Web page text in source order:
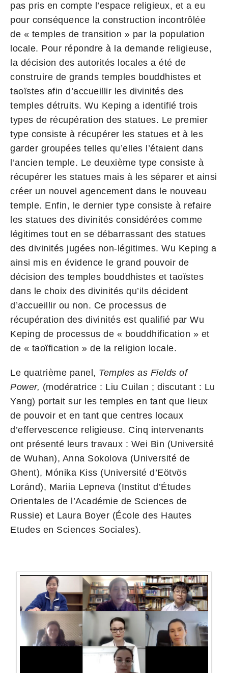
pas pris en compte l’espace religieux, et a eu
pour conséquence la construction incontrôlée
de « temples de transition » par la population
locale. Pour répondre à la demande religieuse,
la décision des autorités locales a été de
construire de grands temples bouddhistes et
taoïstes afin d’accueillir les divinités des
temples détruits. Wu Keping a identifié trois
types de récupération des statues. Le premier
type consiste à récupérer les statues et à les
garder groupées telles qu’elles l’étaient dans
l’ancien temple. Le deuxième type consiste à
récupérer les statues mais à les séparer et ainsi
créer un nouvel agencement dans le nouveau
temple. Enfin, le dernier type consiste à refaire
les statues des divinités considérées comme
légitimes tout en se débarrassant des statues
des divinités jugées non-légitimes. Wu Keping a
ainsi mis en évidence le grand pouvoir de
décision des temples bouddhistes et taoïstes
dans le choix des divinités qu’ils décident
d’accueillir ou non. Ce processus de
récupération des divinités est qualifié par Wu
Keping de processus de « bouddhification » et
de « taoïfication » de la religion locale.
Le quatrième panel, Temples as Fields of
Power, (modératrice : Liu Cuilan ; discutant : Lu
Yang) portait sur les temples en tant que lieux
de pouvoir et en tant que centres locaux
d’effervescence religieuse. Cinq intervenants
ont présenté leurs travaux : Wei Bin (Université
de Wuhan), Anna Sokolova (Université de
Ghent), Mónika Kiss (Université d’Eötvös
Loránd), Mariia Lepneva (Institut d’Études
Orientales de l’Académie de Sciences de
Russie) et Laura Boyer (École des Hautes
Etudes en Sciences Sociales).